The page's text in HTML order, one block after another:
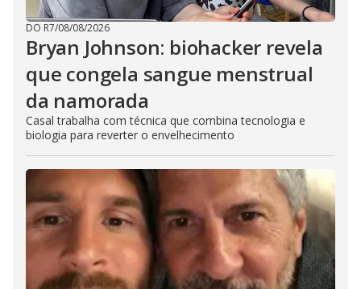
DO R7/08/08/2026
Bryan Johnson: biohacker revela
que congela sangue menstrual
da namorada
Casal trabalha com técnica que combina tecnologia e
biologia para reverter o envelhecimento